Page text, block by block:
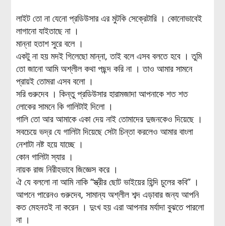
লাইট তো না যেনো প্রডিউসার এর মুটকি সেক্রেটারি । কোনোভাবেই
লাগানো যাইতাছে না ।
মান্না হতাশ সুরে বলে ।
একটু না হয় মদই গিলেছো মান্না, তাই বলে এসব বলতে হবে । তুমি
তো জানো আমি অশ্লীল কথা পছন্দ করি না । তাও আমার সামনে
প্রায়ই তোমরা এসব বলো ।
সরি গুরুদেব । কিন্তু প্রডিউসার হারামজাদা আপনাকে শত শত
লোকের সামনে কি গালিটাই দিলো ।
গালি তো আর আমাকে একা দেয় নাই তোমাদের দুজনকেও দিয়েছে ।
সবচেয়ে ভদ্র যে গালিটা দিয়েছে সেটা চিন্তা করলেও আমার বাংলা
নেশাটা নষ্ট হয়ে যাচ্ছে ।
কোন গালিটা স্যার ।
নায়ক রাজ নিরীহভাবে জিজ্ঞেস করে ।
ঐ যে বললো না আমি নাকি “স্ত্রীর ছোট ভাইয়ের হিন্দি চুলের কবি” ।
আপনে পারেনও গুরুদেব, সামান্য অশ্লীল শব্দ এড়াবার জন্য আপনি
কত মেহনতই না করেন । দুংখ হয় এরা আপনার মর্যাদা বুঝতে পারলো
না ।